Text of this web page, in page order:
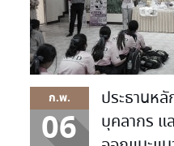
ก.พ.
06
ประธานห
บุคลากร